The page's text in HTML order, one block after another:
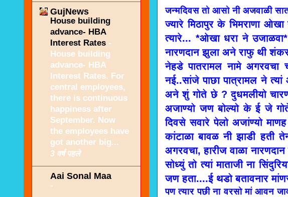
जन्मदिवस तो आसो नी अजवाळी
ज्यारे मिठापुर के भिमराणा
त्यारे... *ओखा धरा ने
नारणदान झुला अने राफु थी
नेहडे पातरामल नामे अगरवचा
नई..सांजे पाछा पात्रामल ने
अने शुं गोते छे ? दुधमलीयो
अजाण्यो जण बोल्यो के ई जे
दिवसे सवारे पेलो अजांण्यो
कांटाळा बावळ नी झाडी हती
अगरवचा, हारीज वाळा
सोध्युं तो त्यां माताजी ना
जण हता....ई थडो बतावनार
पण त्यार पछी ना वरसो मां आवन
GujNews
House building
advance- HBA
Interest Rates -
House building
advance- HBA
Interest Rates. For
central employees,
there is continuous
happiness after
September. Now
the employees have
got another big...
3 वर्ष पहले
Aai Sonal Maa
-